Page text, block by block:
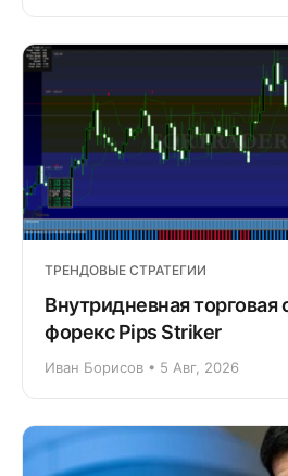
ТРЕНДОВЫЕ СТРАТЕГИИ
Внутридневная торговая
форекс Pips Striker
Иван Борисов • 5 Авг, 2026